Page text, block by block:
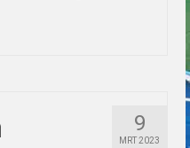
9
MRT 2023